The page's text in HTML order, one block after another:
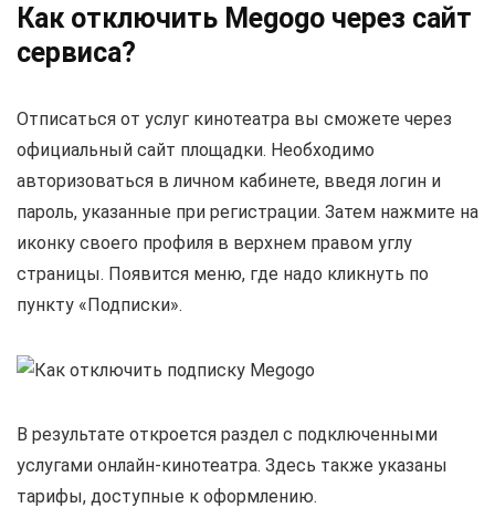
Как отключить Megogo через сайт
сервиса?
Отписаться от услуг кинотеатра вы сможете через
официальный сайт площадки. Необходимо
авторизоваться в личном кабинете, введя логин и
пароль, указанные при регистрации. Затем нажмите на
иконку своего профиля в верхнем правом углу
страницы. Появится меню, где надо кликнуть по
пункту «Подписки».
В результате откроется раздел с подключенными
услугами онлайн-кинотеатра. Здесь также указаны
тарифы, доступные к оформлению.